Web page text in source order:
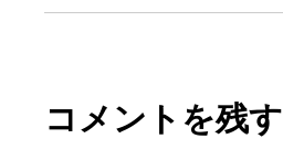
o
コメントを残す